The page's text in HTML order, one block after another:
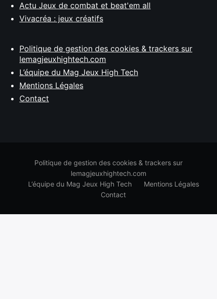
Actu Jeux de combat et beat'em all
Vivacréa : jeux créatifs
Politique de gestion des cookies & trackers sur
lemagjeuxhightech.com
L’équipe du Mag Jeux High Tech
Mentions Légales
Contact
Politique de gestion des cookies & trackers sur
lemagjeuxhightech.com
L’équipe du Mag Jeux High Tech
Mentions Légales
Contact